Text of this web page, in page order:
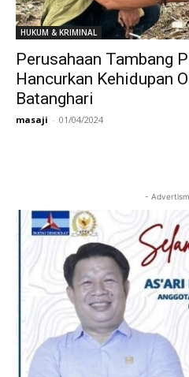
HUKUM & KRIMINAL
Perusahaan Tambang
Hancurkan Kehidupan
Batanghari
masaji - 01/04/2024
-